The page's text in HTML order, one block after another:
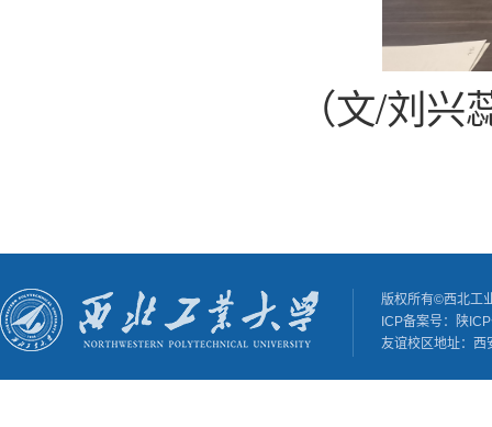
（文/刘
版权所有©西北工
ICP备案号：陕
友谊校区地址：